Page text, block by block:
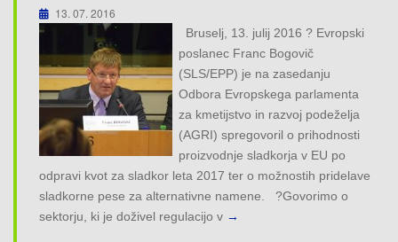
t
n
13. 07. 2016
Bruselj, 13. julij 2016 ? Evropski
poslanec Franc Bogovič
(SLS/EPP) je na zasedanju
Odbora Evropskega parlamenta
za kmetijstvo in razvoj podeželja
(AGRI) spregovoril o prihodnosti
proizvodnje sladkorja v EU po
odpravi kvot za sladkor leta 2017 ter o možnostih pridelave
sladkorne pese za alternativne namene. ?Govorimo o
sektorju, ki je doživel regulacijo v →